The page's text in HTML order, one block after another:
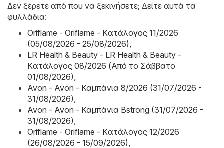
Δεν ξέρετε από που να ξεκινήσετε; Δείτε αυτά τα
φυλλάδια:
Oriflame - Oriflame - Kατάλογος 11/2026
(05/08/2026 - 25/08/2026)
LR Health & Beauty - LR Health & Beauty -
Kατάλογος 08/2026 (Από το Σάββατο
01/08/2026)
Avon - Avon - Καμπάνια 8/2026 (31/07/2026 -
31/08/2026)
Avon - Avon - Καμπάνια Bstrong (31/07/2026 -
31/08/2026)
Oriflame - Oriflame - Kατάλογος 12/2026
(26/08/2026 - 15/09/2026)